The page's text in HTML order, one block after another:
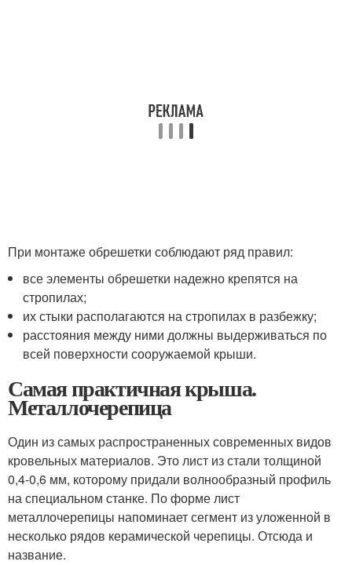
При монтаже обрешетки соблюдают ряд правил:
все элементы обрешетки надежно крепятся на
стропилах;
их стыки располагаются на стропилах в разбежку;
расстояния между ними должны выдерживаться по
всей поверхности сооружаемой крыши.
Самая практичная крыша.
Металлочерепица
Один из самых распространенных современных видов
кровельных материалов. Это лист из стали толщиной
0,4-0,6 мм, которому придали волнообразный профиль
на специальном станке. По форме лист
металлочерепицы напоминает сегмент из уложенной в
несколько рядов керамической черепицы. Отсюда и
название.